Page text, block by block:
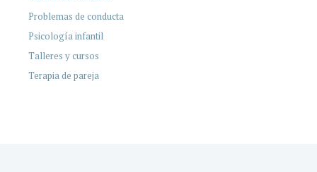
Problemas de conducta
Psicología infantil
Talleres y cursos
Terapia de pareja